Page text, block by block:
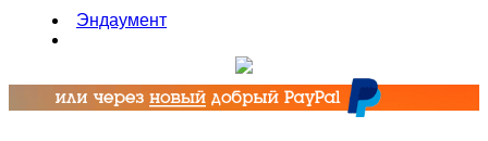
Эндаумент